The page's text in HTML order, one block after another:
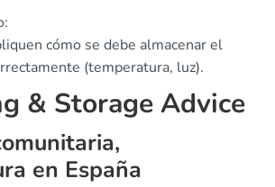
cómo se debe almacenar el
(temperatura, luz).
& Storage Advice
en España